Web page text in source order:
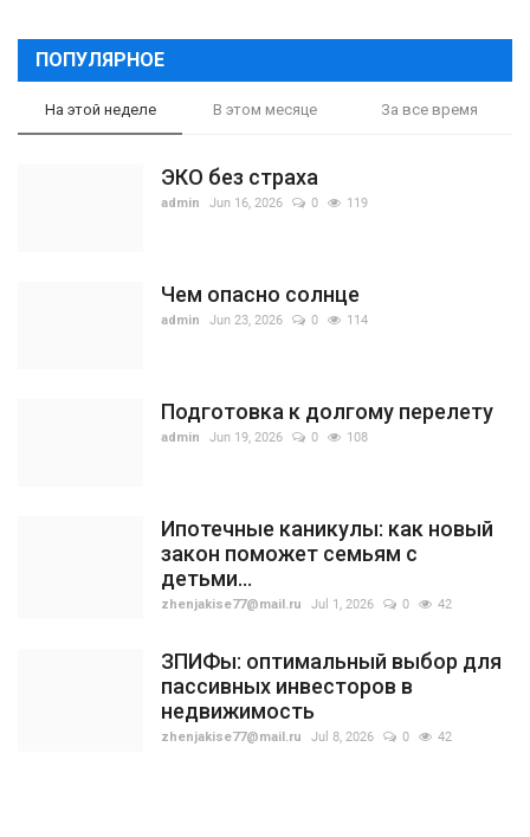
ПОПУЛЯРНОЕ
На этой неделе В этом месяце За все время
ЭКО без страха
admin Jun 16, 2026 0 119
Чем опасно солнце
admin Jun 23, 2026 0 114
Подготовка к долгому перелету
admin Jun 19, 2026 0 108
Ипотечные каникулы: как новый
закон поможет семьям с
детьми...
zhenjakise77@mail.ru Jul 1, 2026 0 42
ЗПИФы: оптимальный выбор для
пассивных инвесторов в
недвижимость
zhenjakise77@mail.ru Jul 8, 2026 0 42